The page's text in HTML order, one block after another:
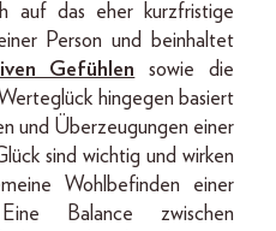
auf das eher kurzfristige
Person und beinhaltet
Gefühlen sowie die
hingegen basiert
und Überzeugungen einer
sind wichtig und wirken
Wohlbefinden einer
Balance zwischen